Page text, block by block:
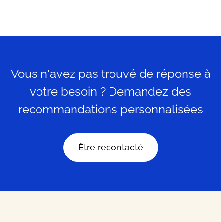
Vous n'avez pas trouvé de réponse à
votre besoin ? Demandez des
recommandations personnalisées
Être recontacté